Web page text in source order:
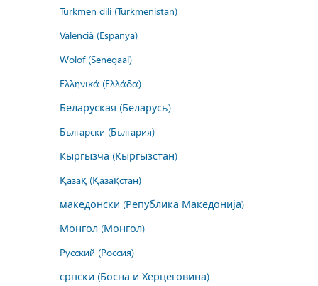
Türkmen dili (Türkmenistan)
Valencià (Espanya)
Wolof (Senegaal)
Ελληνικά (Ελλάδα)
Беларуская (Беларусь)
Български (България)
Кыргызча (Кыргызстан)
Қазақ (Қазақстан)
македонски (Република Македонија)
Монгол (Монгол)
Русский (Россия)
српски (Босна и Херцеговина)